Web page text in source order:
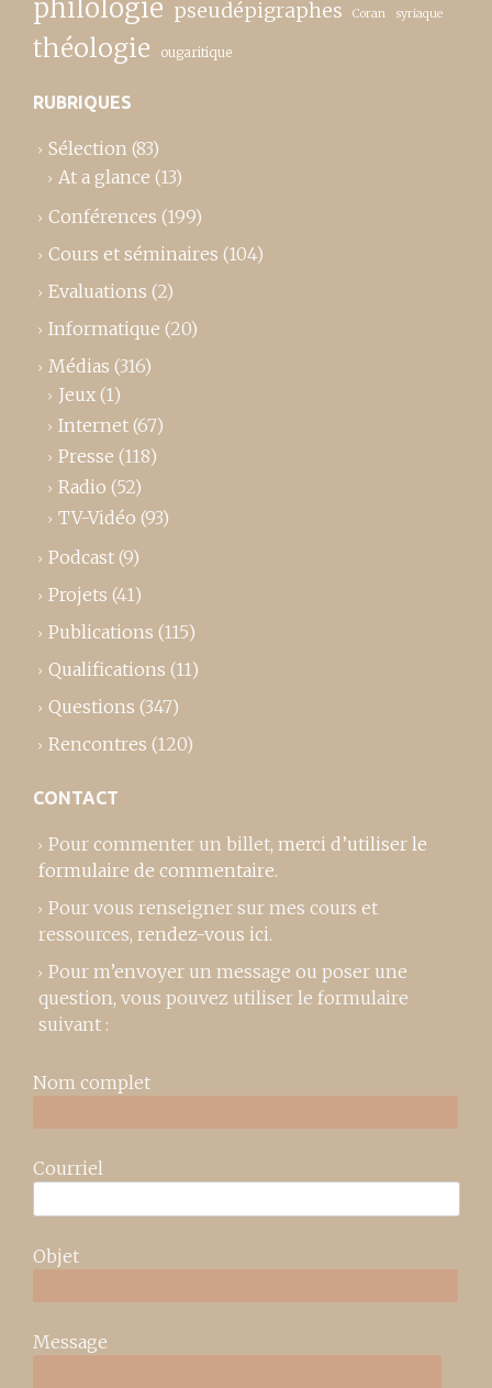
philologie pseudépigraphes Coran syriaque
théologie ougaritique
RUBRIQUES
Sélection (83)
At a glance (13)
Conférences (199)
Cours et séminaires (104)
Evaluations (2)
Informatique (20)
Médias (316)
Jeux (1)
Internet (67)
Presse (118)
Radio (52)
TV-Vidéo (93)
Podcast (9)
Projets (41)
Publications (115)
Qualifications (11)
Questions (347)
Rencontres (120)
CONTACT
Pour commenter un billet, merci d’utiliser le
formulaire de commentaire.
Pour vous renseigner sur mes cours et
ressources, rendez-vous ici.
Pour m’envoyer un message ou poser une
question, vous pouvez utiliser le formulaire
suivant :
Nom complet
Courriel
Objet
Message